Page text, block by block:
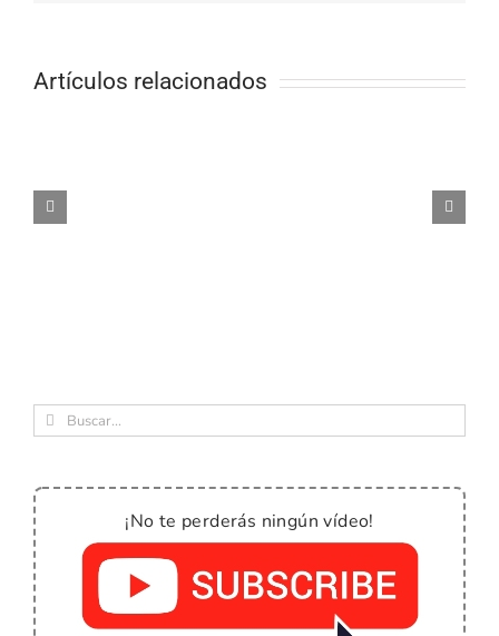
Artículos relacionados
Buscar:
¡No te perderás ningún vídeo!